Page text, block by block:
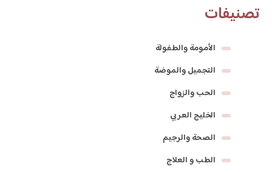
تصنيفات
الأمومة والطفولة
التجميل والموضة
الحب والزواج
الخليج العربي
الصحة والرجيم
الطب و العلاج